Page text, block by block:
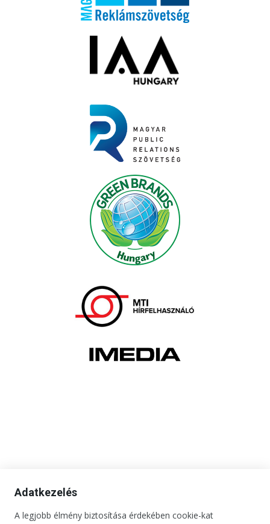
Adatkezelés
A legjobb élmény biztosítása érdekében cookie-kat